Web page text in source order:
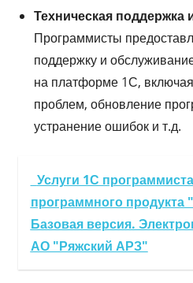
Техническая поддержка
Программисты
поддержку и
на платформе 1С,
проблем, обновление
устранение ошибок и т.д.
Услуги 1С
программного продукта
Базовая версия.
АО "Ряжский АРЗ"